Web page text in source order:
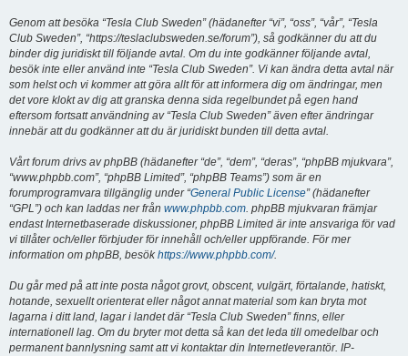
Genom att besöka “Tesla Club Sweden” (hädanefter “vi”, “oss”, “vår”, “Tesla
Club Sweden”, “https://teslaclubsweden.se/forum”), så godkänner du att du
binder dig juridiskt till följande avtal. Om du inte godkänner följande avtal,
besök inte eller använd inte “Tesla Club Sweden”. Vi kan ändra detta avtal när
som helst och vi kommer att göra allt för att informera dig om ändringar, men
det vore klokt av dig att granska denna sida regelbundet på egen hand
eftersom fortsatt användning av “Tesla Club Sweden” även efter ändringar
innebär att du godkänner att du är juridiskt bunden till detta avtal.
Vårt forum drivs av phpBB (hädanefter “de”, “dem”, “deras”, “phpBB mjukvara”,
“www.phpbb.com”, “phpBB Limited”, “phpBB Teams”) som är en
forumprogramvara tillgänglig under “General Public License” (hädanefter
“GPL”) och kan laddas ner från www.phpbb.com. phpBB mjukvaran främjar
endast Internetbaserade diskussioner, phpBB Limited är inte ansvariga för vad
vi tillåter och/eller förbjuder för innehåll och/eller uppförande. För mer
information om phpBB, besökhttps://www.phpbb.com/.
Du går med på att inte posta något grovt, obscent, vulgärt, förtalande, hatiskt,
hotande, sexuellt orienterat eller något annat material som kan bryta mot
lagarna i ditt land, lagar i landet där “Tesla Club Sweden” finns, eller
internationell lag. Om du bryter mot detta så kan det leda till omedelbar och
permanent bannlysning samt att vi kontaktar din Internetleverantör. IP-